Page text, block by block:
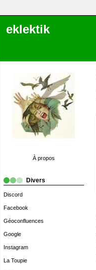
eklektik
À propos
Divers
Discord
Facebook
Géoconfluences
Google
Instagram
La Toupie